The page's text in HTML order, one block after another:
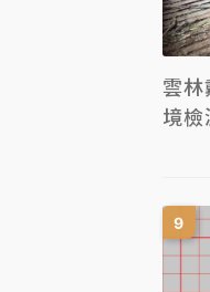
雲林
境